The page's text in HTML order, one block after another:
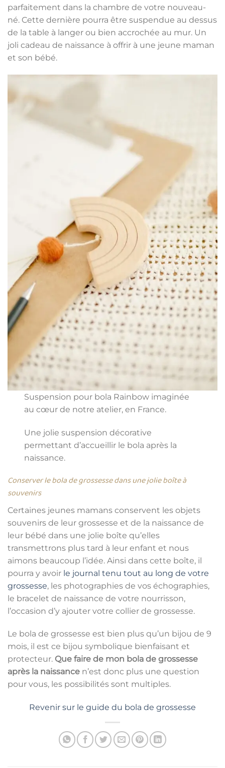
parfaitement dans la chambre de votre nouveau-
né. Cette dernière pourra être suspendue au dessus
de la table à langer ou bien accrochée au mur. Un
joli cadeau de naissance à offrir à une jeune maman
et son bébé.
Suspension pour bola Rainbow imaginée
au cœur de notre atelier, en France.
Une jolie suspension décorative
permettant d’accueillir le bola après la
naissance.
Conserver le bola de grossesse dans une jolie boîte à
souvenirs
Certaines jeunes mamans conservent les objets
souvenirs de leur grossesse et de la naissance de
leur bébé dans une jolie boîte qu’elles
transmettrons plus tard à leur enfant et nous
aimons beaucoup l’idée. Ainsi dans cette boîte, il
pourra y avoir le journal tenu tout au long de votre
grossesse, les photographies de vos échographies,
le bracelet de naissance de votre nourrisson,
l’occasion d’y ajouter votre collier de grossesse.
Le bola de grossesse est bien plus qu’un bijou de 9
mois, il est ce bijou symbolique bienfaisant et
protecteur. Que faire de mon bola de grossesse
après la naissance n’est donc plus une question
pour vous, les possibilités sont multiples.
Revenir sur le guide du bola de grossesse